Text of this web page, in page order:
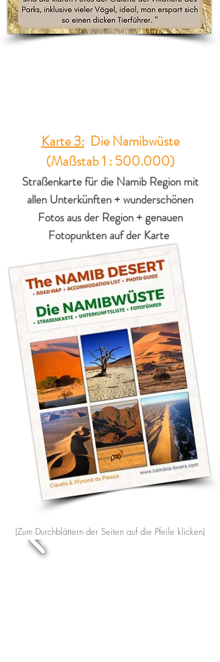
Karte 3:Die Namibwüste
(Maßstab 1 : 500.000)
Straßenkarte für die Namib Region mit
allen Unterkünften + wunderschönen
Fotos aus der Region + genauen
Fotopunkten auf der Karte
(Zum Durchblättern der Seiten auf die Pfeile klicken)